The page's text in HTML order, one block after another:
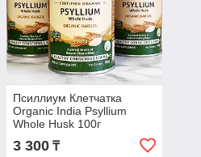
Псиллиум Клетчатка
Organic India Psyllium
Whole Husk 100г
3 300 ₸